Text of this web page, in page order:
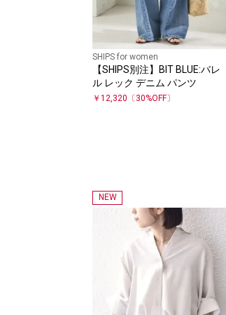
SHIPS for women
【SHIPS別注】BIT BLUE:バレ
ル レック デニム パンツ
￥ 12,320 〔30%OFF〕
NEW